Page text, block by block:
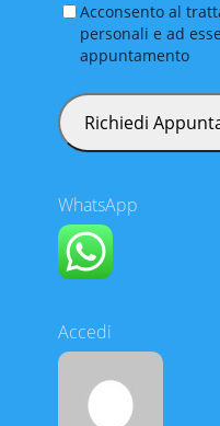
Acconsento al
personali e ad
appuntamento
WhatsApp
Accedi